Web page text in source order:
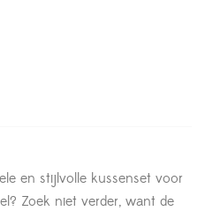
en stijlvolle kussenset voor
Zoek niet verder, want de